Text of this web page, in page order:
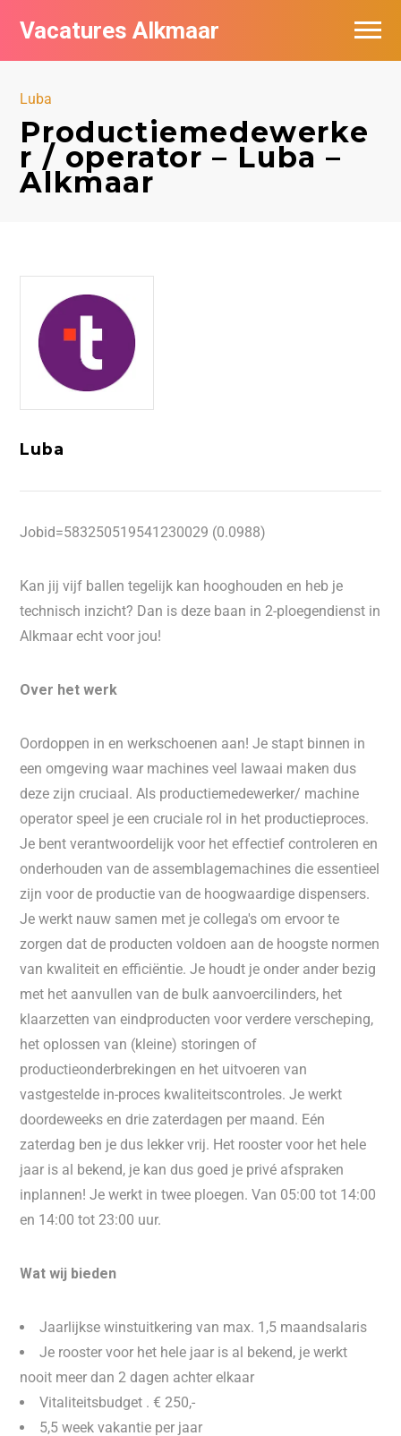
Vacatures Alkmaar
Luba
Productiemedewerke
r / operator – Luba –
Alkmaar
Luba
Jobid=583250519541230029 (0.0988)
Kan jij vijf ballen tegelijk kan hooghouden en heb je
technisch inzicht? Dan is deze baan in 2-ploegendienst in
Alkmaar echt voor jou!
Over het werk
Oordoppen in en werkschoenen aan! Je stapt binnen in
een omgeving waar machines veel lawaai maken dus
deze zijn cruciaal. Als productiemedewerker/ machine
operator speel je een cruciale rol in het productieproces.
Je bent verantwoordelijk voor het effectief controleren en
onderhouden van de assemblagemachines die essentieel
zijn voor de productie van de hoogwaardige dispensers.
Je werkt nauw samen met je collega's om ervoor te
zorgen dat de producten voldoen aan de hoogste normen
van kwaliteit en efficiëntie. Je houdt je onder ander bezig
met het aanvullen van de bulk aanvoercilinders, het
klaarzetten van eindproducten voor verdere verscheping,
het oplossen van (kleine) storingen of
productieonderbrekingen en het uitvoeren van
vastgestelde in-proces kwaliteitscontroles. Je werkt
doordeweeks en drie zaterdagen per maand. Eén
zaterdag ben je dus lekker vrij. Het rooster voor het hele
jaar is al bekend, je kan dus goed je privé afspraken
inplannen! Je werkt in twee ploegen. Van 05:00 tot 14:00
en 14:00 tot 23:00 uur.
Wat wij bieden
Jaarlijkse winstuitkering van max. 1,5 maandsalaris
Je rooster voor het hele jaar is al bekend, je werkt
nooit meer dan 2 dagen achter elkaar
Vitaliteitsbudget . € 250,-
5,5 week vakantie per jaar
Vacatures per bedrijf